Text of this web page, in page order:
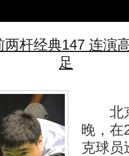
杆经典147 连演
足
北京
晚，在
克球员